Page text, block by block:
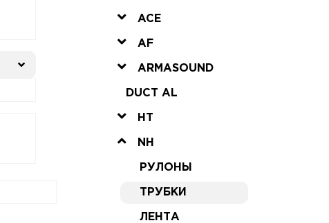
ACE
AF
ARMASOUND
DUCT AL
HT
NH
РУЛОНЫ
ТРУБКИ
ЛЕНТА